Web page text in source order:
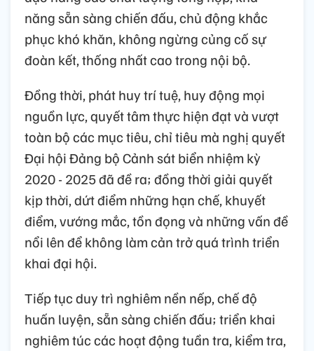
năng sẵn sàng chiến đấu, chủ động khắc
phục khó khăn, không ngừng củng cố sự
đoàn kết, thống nhất cao trong nội bộ.
Đồng thời, phát huy trí tuệ, huy động mọi
nguồn lực, quyết tâm thực hiện đạt và vượt
toàn bộ các mục tiêu, chỉ tiêu mà nghị quyết
Đại hội Đảng bộ Cảnh sát biển nhiệm kỳ
2020 - 2025 đã đề ra; đồng thời giải quyết
kịp thời, dứt điểm những hạn chế, khuyết
điểm, vướng mắc, tồn đọng và những vấn đề
nổi lên để không làm cản trở quá trình triển
khai đại hội.
Tiếp tục duy trì nghiêm nền nếp, chế độ
huấn luyện, sẵn sàng chiến đấu; triển khai
nghiêm túc các hoạt động tuần tra, kiểm tra,